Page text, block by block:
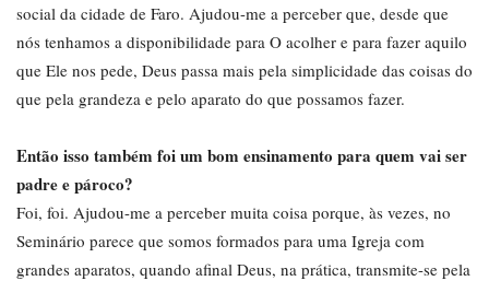
social da cidade de Faro. Ajudou-me a perceber que, desde que
nós tenhamos a disponibilidade para O acolher e para fazer aquilo
que Ele nos pede, Deus passa mais pela simplicidade das coisas do
que pela grandeza e pelo aparato do que possamos fazer.
Então isso também foi um bom ensinamento para quem vai ser
padre e pároco?
Foi, foi. Ajudou-me a perceber muita coisa porque, às vezes, no
Seminário parece que somos formados para uma Igreja com
grandes aparatos, quando afinal Deus, na prática, transmite-se pela